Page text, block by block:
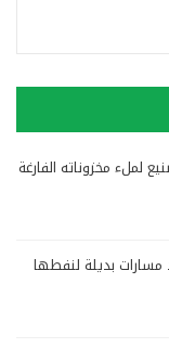
لملء مخزوناته الفارغة
بديلة لنفطها